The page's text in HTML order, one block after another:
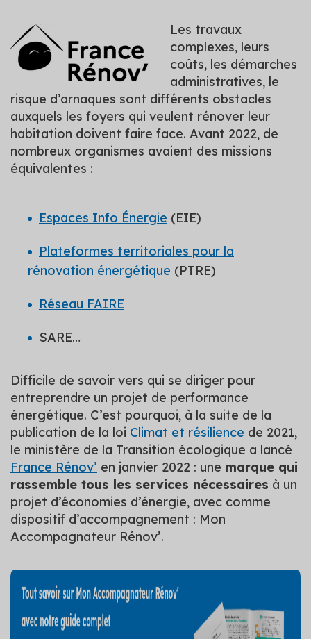
Les travaux
complexes, leurs
coûts, les démarches
administratives, le
risque d’arnaques sont différents obstacles
auxquels les foyers qui veulent rénover leur
habitation doivent faire face. Avant 2022, de
nombreux organismes avaient des missions
équivalentes :
Espaces Info Énergie (EIE)
Plateformes territoriales pour la
rénovation énergétique (PTRE)
Réseau FAIRE
SARE…
Difficile de savoir vers qui se diriger pour
entreprendre un projet de performance
énergétique. C’est pourquoi, à la suite de la
publication de la loi Climat et résilience de 2021,
le ministère de la Transition écologique a lancé
France Rénov’ en janvier 2022 : une marque qui
rassemble tous les services nécessaires à un
projet d’économies d’énergie, avec comme
dispositif d’accompagnement : Mon
Accompagnateur Rénov’.